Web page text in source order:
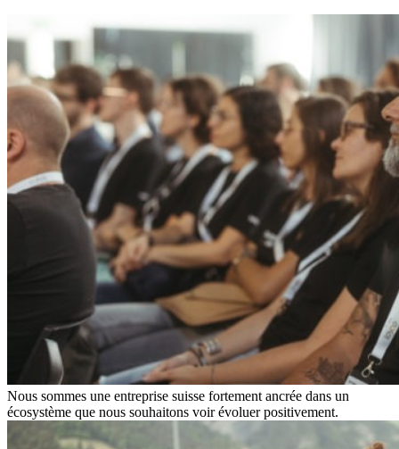
Nous sommes une entreprise suisse fortement ancrée dans un
écosystème que nous souhaitons voir évoluer positivement.